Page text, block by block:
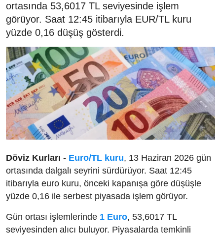
ortasında 53,6017 TL seviyesinde işlem
görüyor. Saat 12:45 itibarıyla EUR/TL kuru
yüzde 0,16 düşüş gösterdi.
Döviz Kurları - Euro/TL kuru, 13 Haziran 2026 gün
ortasında dalgalı seyrini sürdürüyor. Saat 12:45
itibarıyla euro kuru, önceki kapanışa göre düşüşle
yüzde 0,16 ile serbest piyasada işlem görüyor.
Gün ortası işlemlerinde 1 Euro, 53,6017 TL
seviyesinden alıcı buluyor. Piyasalarda temkinli